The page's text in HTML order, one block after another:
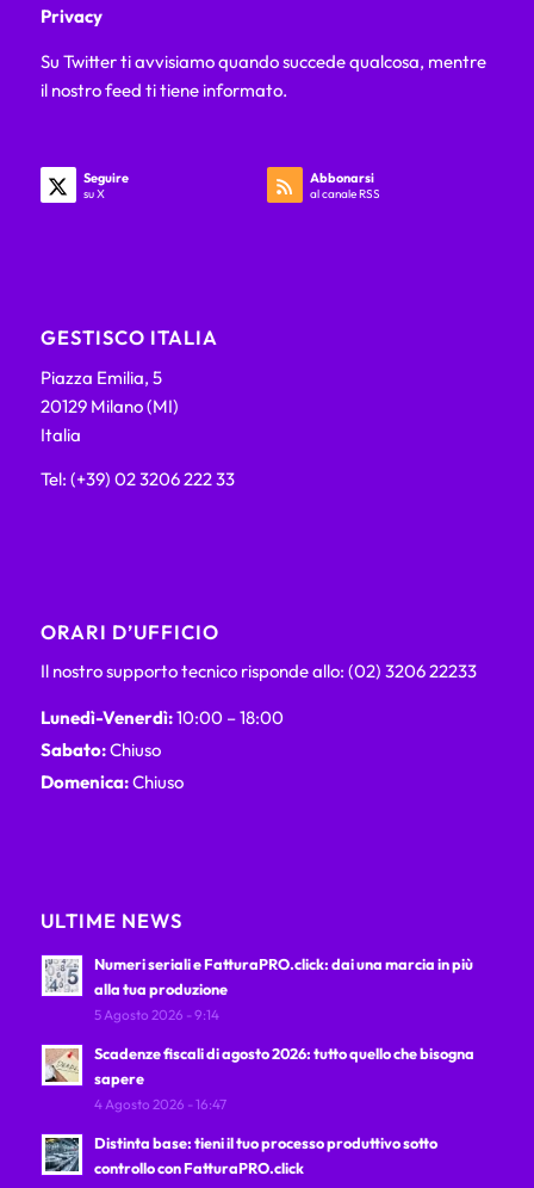
Privacy
Su Twitter ti avvisiamo quando succede qualcosa, mentre
il nostro feed ti tiene informato.
Seguire
su X
Abbonarsi
al canale RSS
GESTISCO ITALIA
Piazza Emilia, 5
20129 Milano (MI)
Italia
Tel: (+39) 02 3206 222 33
ORARI D’UFFICIO
Il nostro supporto tecnico risponde allo: (02) 3206 22233
Lunedì-Venerdì:10:00 – 18:00
Sabato:Chiuso
Domenica:Chiuso
ULTIME NEWS
Numeri seriali e FatturaPRO.click: dai una marcia in più
alla tua produzione
5 Agosto 2026 - 9:14
Scadenze fiscali di agosto 2026: tutto quello che bisogna
sapere
4 Agosto 2026 - 16:47
Distinta base: tieni il tuo processo produttivo sotto
controllo con FatturaPRO.click